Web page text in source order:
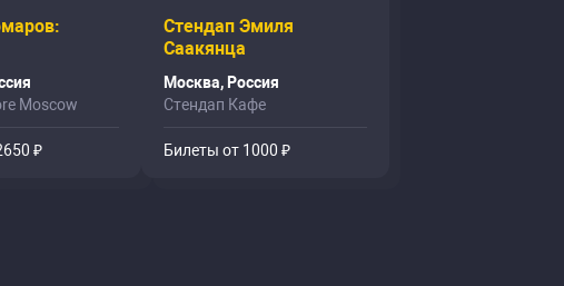
Moscow
₽
Стендап Эмиля
Саакянца
Москва, Россия
Стендап Кафе
Билеты от 1000 ₽